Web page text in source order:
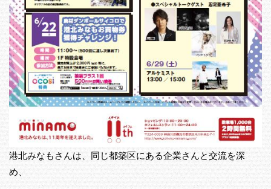
港北みなもさんは、同じ都築区にある企業さんと交流を深
め、